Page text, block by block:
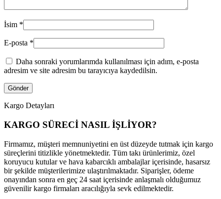
İsim *
E-posta *
Daha sonraki yorumlarımda kullanılması için adım, e-posta
adresim ve site adresim bu tarayıcıya kaydedilsin.
Kargo Detayları
KARGO SÜRECİ NASIL İŞLİYOR?
Firmamız, müşteri memnuniyetini en üst düzeyde tutmak için kargo
süreçlerini titizlikle yönetmektedir. Tüm takı ürünlerimiz, özel
koruyucu kutular ve hava kabarcıklı ambalajlar içerisinde, hasarsız
bir şekilde müşterilerimize ulaştırılmaktadır. Siparişler, ödeme
onayından sonra en geç 24 saat içerisinde anlaşmalı olduğumuz
güvenilir kargo firmaları aracılığıyla sevk edilmektedir.